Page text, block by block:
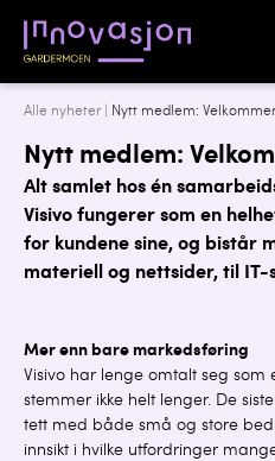
Alle nyheter| Nytt medlem:
Nytt medlem:
Alt samlet hos én
Visivo fungerer som en
for kundene sine, og bistår
materiell og nettsider, til
Mer enn bare markedsføring
Visivo har lenge omtalt seg som
stemmer ikke helt lenger. De
tett med både små og store
innsikt i hvilke utfordringer